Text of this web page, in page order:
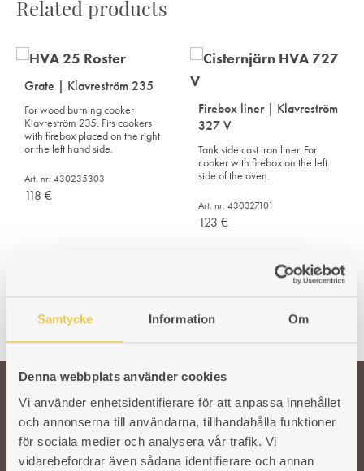
Samtycke Information Om
Denna webbplats använder cookies
Vi använder enhetsidentifierare för att anpassa innehållet
och annonserna till användarna, tillhandahålla funktioner
för sociala medier och analysera vår trafik. Vi
vidarebefordrar även sådana identifierare och annan
Related products
Grate | Klavreström 235
For wood burning cooker
Klavreström 235. Fits cookers
with firebox placed on the right
or the left hand side.
Art. nr: 430235303
118 €
Firebox liner | Klavreström
327 V
Tank side cast iron liner. For
cooker with firebox on the left
side of the oven.
Art. nr: 430327101
123 €
Welcome!
Our wish is to keep the Swedish tradition and craftsmanship around cast